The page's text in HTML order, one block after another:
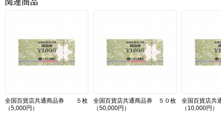
全国百貨店共通商品券 ５枚
（5,000円）
全国百貨店共通商品券 ５０枚
（50,000円）
全国百貨店共
（10,000円）